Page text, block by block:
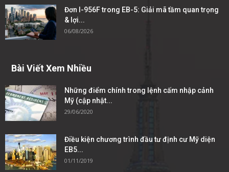
Đơn I-956F trong EB-5: Giải mã tầm quan trọng
& lợi...
06/08/2026
Bài Viết Xem Nhiều
Những điểm chính trong lệnh cấm nhập cảnh
Mỹ (cập nhật...
29/06/2020
Điều kiện chương trình đầu tư định cư Mỹ diện
EB5...
01/11/2019